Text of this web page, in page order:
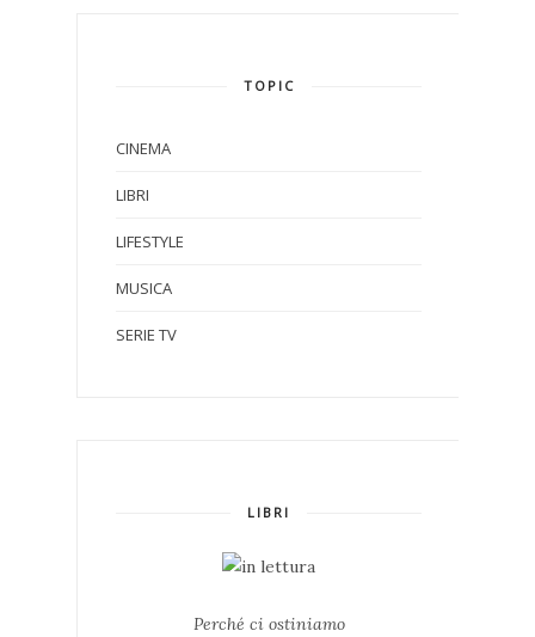
TOPIC
CINEMA
LIBRI
LIFESTYLE
MUSICA
SERIE TV
LIBRI
Perché ci ostiniamo